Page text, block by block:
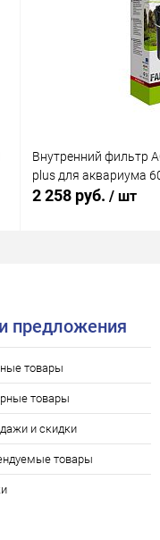
Внутренний фильтр
plus для аквариума
2 258 руб. / шт
предложения
товары
товары
и скидки
товары